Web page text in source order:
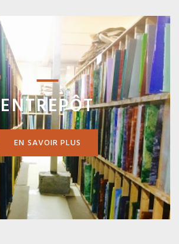
ENTREPÔT
EN SAVOIR PLUS